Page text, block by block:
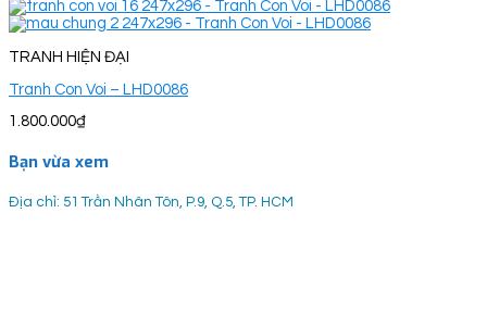
TRANH HIỆN ĐẠI
Tranh Con Voi – LHD0086
1.800.000₫
Bạn vừa xem
Địa chỉ: 51 Trần Nhân Tôn, P.9, Q.5, TP. HCM